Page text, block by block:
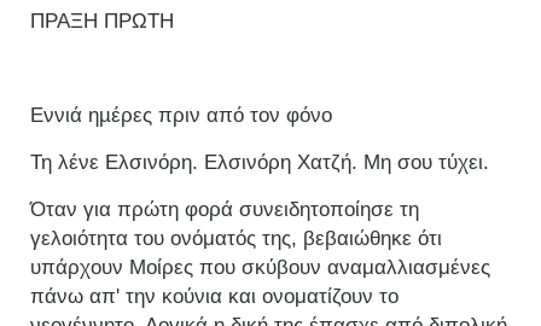
ΠΡΑΞΗ ΠΡΩΤH
Εννιά ηµέρες πριν από τον φόνο
Τη λένε Ελσινόρη. Ελσινόρη Χατζή. Μη σου τύχει.
Όταν για πρώτη φορά συνειδητοποίησε τη
γελοιότητα του ονόματός της, βεβαιώθηκε ότι
υπάρχουν Μοίρες που σκύβουν αναμαλλιασμένες
πάνω απ' την κούνια και ονοματίζουν το